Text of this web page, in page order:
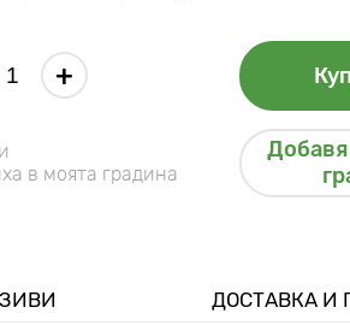
+
в моята градина
ДОСТАВКА И